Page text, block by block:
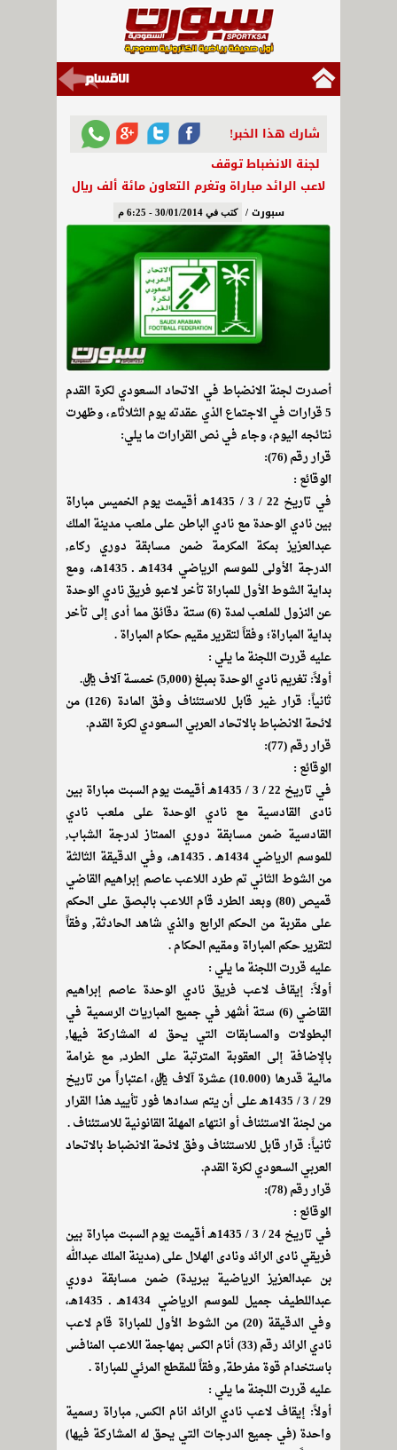
شارك هذا الخبر!
لجنة الانضباط توقف
لاعب الرائد مباراة وتغرم التعاون مائة ألف ريال
سبورت / كتب في 30/01/2014 - 6:25 م
أصدرت لجنة الانضباط في الاتحاد السعودي لكرة القدم
5 قرارات في الاجتماع الذي عقدته يوم الثلاثاء، وظهرت
نتائجه اليوم، وجاء في نص القرارات ما يلي:
قرار رقم (76):
الوقائع :
في تاريخ 22 / 3 / 1435هـ أقيمت يوم الخميس مباراة
بين نادي الوحدة مع نادي الباطن على ملعب مدينة الملك
عبدالعزيز بمكة المكرمة ضمن مسابقة دوري ركاء,
الدرجة الأولى للموسم الرياضي 1434هـ ـ 1435هـ، ومع
بداية الشوط الأول للمباراة تأخر لاعبو فريق نادي الوحدة
عن النزول للملعب لمدة (6) ستة دقائق مما أدى إلى تأخر
بداية المباراة؛ وفقاً لتقرير مقيم حكام المباراة .
عليه قررت اللجنة ما يلي :
أولاً: تغريم نادي الوحدة بمبلغ (5,000) خمسة آلاف ريال.
ثانياً: قرار غير قابل للاستئناف وفق المادة (126) من
لائحة الانضباط بالاتحاد العربي السعودي لكرة القدم.
قرار رقم (77):
الوقائع :
في تاريخ 22 / 3 / 1435هـ أقيمت يوم السبت مباراة بين
نادى القادسية مع نادي الوحدة على ملعب نادي
القادسية ضمن مسابقة دوري الممتاز لدرجة الشباب,
للموسم الرياضي 1434هـ ـ 1435هـ، وفي الدقيقة الثالثة
من الشوط الثاني تم طرد اللاعب عاصم إبراهيم القاضي
قميص (80) وبعد الطرد قام اللاعب بالبصق على الحكم
على مقربة من الحكم الرابع والذي شاهد الحادثة, وفقاً
لتقرير حكم المباراة ومقيم الحكام .
عليه قررت اللجنة ما يلي :
أولاً: إيقاف لاعب فريق نادي الوحدة عاصم إبراهيم
القاضي (6) ستة أشهر في جميع المباريات الرسمية في
البطولات والمسابقات التي يحق له المشاركة فيها,
بالإضافة إلى العقوبة المترتبة على الطرد, مع غرامة
مالية قدرها (10.000) عشرة آلاف ريال، اعتباراً من تاريخ
29 / 3 / 1435هـ على أن يتم سدادها فور تأييد هذا القرار
من لجنة الاستئناف أو انتهاء المهلة القانونية للاستئناف .
ثانياً: قرار قابل للاستئناف وفق لائحة الانضباط بالاتحاد
العربي السعودي لكرة القدم.
قرار رقم (78):
الوقائع :
في تاريخ 24 / 3 / 1435هـ أقيمت يوم السبت مباراة بين
فريقي نادى الرائد ونادى الهلال على (مدينة الملك عبدالله
بن عبدالعزيز الرياضية ببريدة) ضمن مسابقة دوري
عبداللطيف جميل للموسم الرياضي 1434هـ ـ 1435هـ،
وفي الدقيقة (20) من الشوط الأول للمباراة قام لاعب
نادي الرائد رقم (33) أنام الكس بمهاجمة اللاعب المنافس
باستخدام قوة مفرطة, وفقاً للمقطع المرئي للمباراة .
عليه قررت اللجنة ما يلي :
أولاً: إيقاف لاعب نادي الرائد انام الكس, مباراة رسمية
واحدة (في جميع الدرجات التي يحق له المشاركة فيها)